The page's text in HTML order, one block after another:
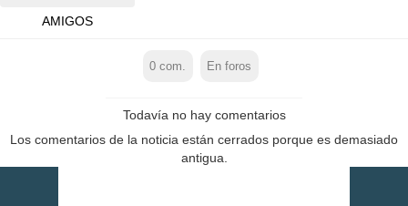
AMIGOS
0 com. En foros
Todavía no hay comentarios
Los comentarios de la noticia están cerrados porque es demasiado
antigua.